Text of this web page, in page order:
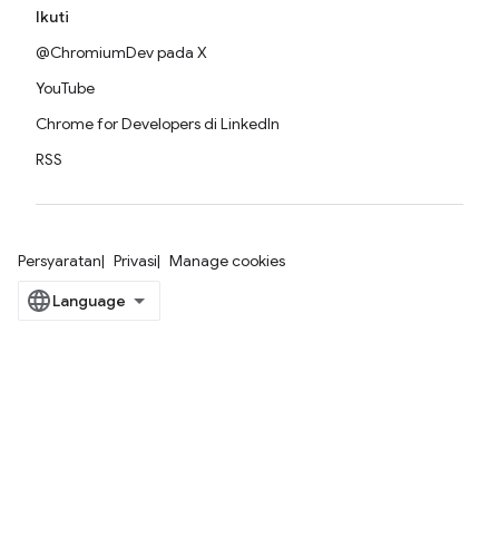
Ikuti
@ChromiumDev pada X
YouTube
Chrome for Developers di LinkedIn
RSS
Persyaratan Privasi Manage cookies